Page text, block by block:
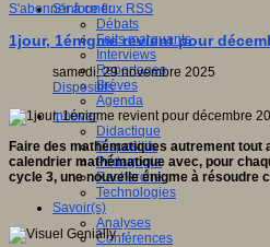
S'informer
Débats
Faits marquants
Interviews
Reportages
Brèves
Agenda
Innover
Didactique
Dispositifs
Pédagogie
Recherche
Technologies
Savoir(s)
Analyses
Conférences
S'abonner à ce flux RSS
1jour, 1énigme revient pour
samedi, 29 novembre 2025
Dispositifs
Faire des mathématiques autrement tout
calendrier mathématique avec, pour
cycle 3, une nouvelle énigme à résoudre